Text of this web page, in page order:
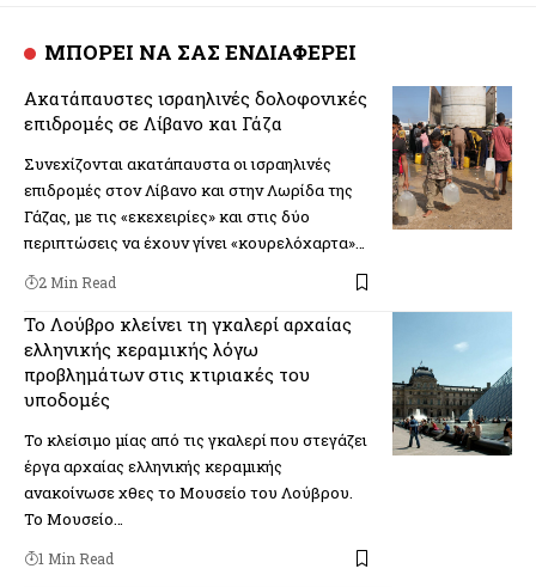
ΜΠΟΡΕΙ ΝΑ ΣΑΣ ΕΝΔΙΑΦΕΡΕΙ
Ακατάπαυστες ισραηλινές δολοφονικές
επιδρομές σε Λίβανο και Γάζα
Συνεχίζονται ακατάπαυστα οι ισραηλινές
επιδρομές στον Λίβανο και στην Λωρίδα της
Γάζας, με τις «εκεχειρίες» και στις δύο
περιπτώσεις να έχουν γίνει «κουρελόχαρτα»…
2 Min Read
Το Λούβρο κλείνει τη γκαλερί αρχαίας
ελληνικής κεραμικής λόγω
προβλημάτων στις κτιριακές του
υποδομές
Το κλείσιμο μίας από τις γκαλερί που στεγάζει
έργα αρχαίας ελληνικής κεραμικής
ανακοίνωσε χθες το Μουσείο του Λούβρου.
Το Μουσείο…
1 Min Read